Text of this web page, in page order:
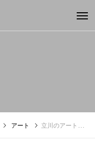
アート 立川のアートスポットで感性を共有するデート